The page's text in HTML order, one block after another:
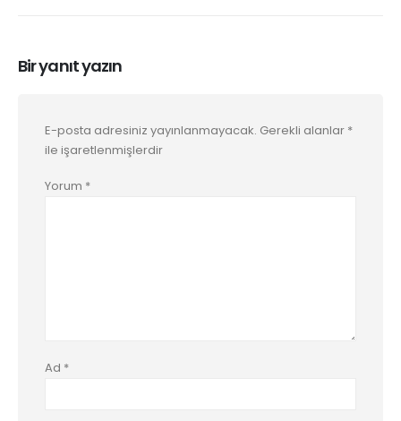
Bir yanıt yazın
E-posta adresiniz yayınlanmayacak. Gerekli alanlar *
ile işaretlenmişlerdir
Yorum *
Ad *